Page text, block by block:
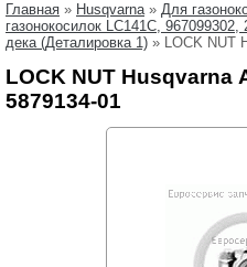
Главная » Husqvarna» Для
газонокосилок LC141C, 967099302,
дека (Деталировка 1) » LOCK NUT
LOCK NUT Husqvarna
5879134-01